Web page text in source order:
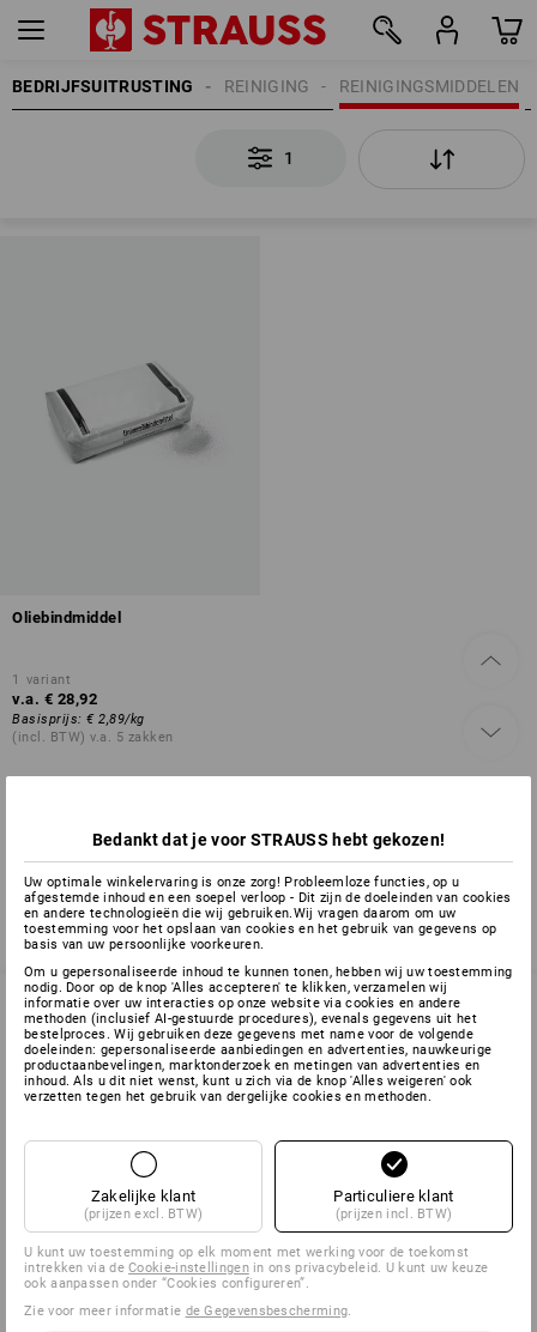
BEDRIJFSUITRUSTING REINIGINGSMIDDELEN
REINIGING
1
Oliebindmiddel
1 variant
v.a. € 28,92
Basisprijs: € 2,89/kg
(incl. BTW) v.a. 5 zakken
SERVICE 070 26 26 260
BEDRIJVEN
INFORMATIE
BETAALWIJZEN
Bedankt dat je voor STRAUSS hebt gekozen!
Uw optimale winkelervaring is onze zorg! Probleemloze functies, op u
afgestemde inhoud en een soepel verloop - Dit zijn de doeleinden van cookies
en andere technologieën die wij gebruiken.Wij vragen daarom om uw
toestemming voor het opslaan van cookies en het gebruik van gegevens op
basis van uw persoonlijke voorkeuren.
Om u gepersonaliseerde inhoud te kunnen tonen, hebben wij uw toestemming
nodig. Door op de knop 'Alles accepteren' te klikken, verzamelen wij
informatie over uw interacties op onze website via cookies en andere
methoden (inclusief AI-gestuurde procedures), evenals gegevens uit het
bestelproces. Wij gebruiken deze gegevens met name voor de volgende
doeleinden: gepersonaliseerde aanbiedingen en advertenties, nauwkeurige
productaanbevelingen, marktonderzoek en metingen van advertenties en
inhoud. Als u dit niet wenst, kunt u zich via de knop 'Alles weigeren' ook
verzetten tegen het gebruik van dergelijke cookies en methoden.
Zakelijke klant
(prijzen excl. BTW)
Particuliere klant
(prijzen incl. BTW)
U kunt uw toestemming op elk moment met werking voor de toekomst
intrekken via deCookie-instellingenin ons privacybeleid. U kunt uw keuze
ook aanpassen onder “Cookies configureren”.
Zie voor meer informatie de Gegevensbescherming